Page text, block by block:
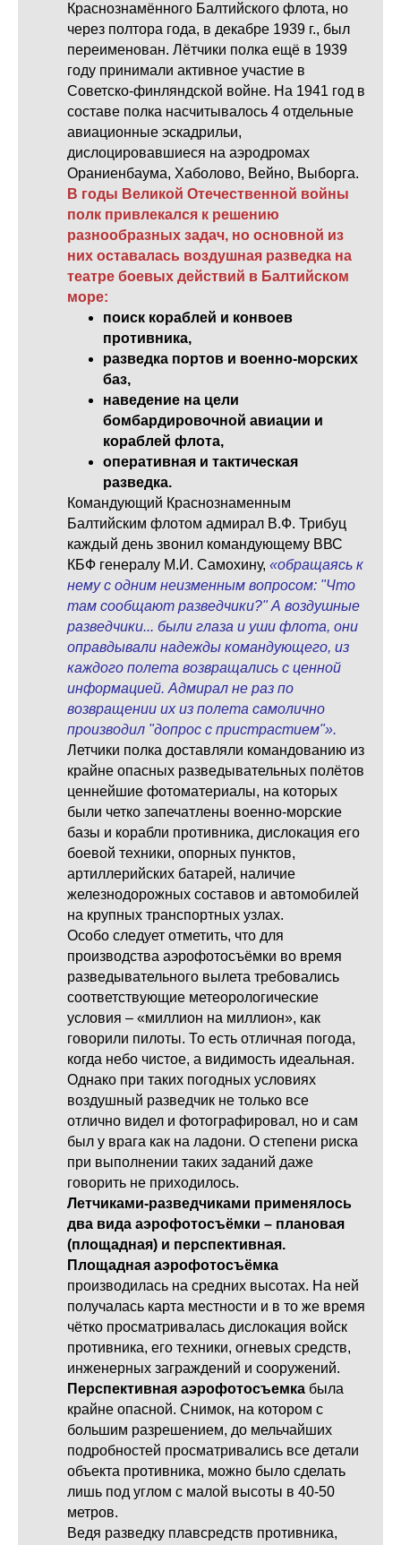
Краснознамённого Балтийского флота, но
через полтора года, в декабре 1939 г., был
переименован. Лётчики полка ещё в 1939
году принимали активное участие в
Советско-финляндской войне. На 1941 год в
составе полка насчитывалось 4 отдельные
авиационные эскадрильи,
дислоцировавшиеся на аэродромах
Ораниенбаума, Хаболово, Вейно, Выборга.
В годы Великой Отечественной войны
полк привлекался к решению
разнообразных задач, но основной из
них оставалась воздушная разведка на
театре боевых действий в Балтийском
море:
поиск кораблей и конвоев
противника,
разведка портов и военно-морских
баз,
наведение на цели
бомбардировочной авиации и
кораблей флота,
оперативная и тактическая
разведка.
Командующий Краснознаменным
Балтийским флотом адмирал В.Ф. Трибуц
каждый день звонил командующему ВВС
КБФ генералу М.И. Самохину, «обращаясь к
нему с одним неизменным вопросом: "Что
там сообщают разведчики?" А воздушные
разведчики... были глаза и уши флота, они
оправдывали надежды командующего, из
каждого полета возвращались с ценной
информацией. Адмирал не раз по
возвращении их из полета самолично
производил "допрос с пристрастием"».
Летчики полка доставляли командованию из
крайне опасных разведывательных полётов
ценнейшие фотоматериалы, на которых
были четко запечатлены военно-морские
базы и корабли противника, дислокация его
боевой техники, опорных пунктов,
артиллерийских батарей, наличие
железнодорожных составов и автомобилей
на крупных транспортных узлах.
Особо следует отметить, что для
производства аэрофотосъёмки во время
разведывательного вылета требовались
соответствующие метеорологические
условия – «миллион на миллион», как
говорили пилоты. То есть отличная погода,
когда небо чистое, а видимость идеальная.
Однако при таких погодных условиях
воздушный разведчик не только все
отлично видел и фотографировал, но и сам
был у врага как на ладони. О степени риска
при выполнении таких заданий даже
говорить не приходилось.
Летчиками-разведчиками применялось
два вида аэрофотосъёмки – плановая
(площадная) и перспективная.
Площадная аэрофотосъёмка
производилась на средних высотах. На ней
получалась карта местности и в то же время
чётко просматривалась дислокация войск
противника, его техники, огневых средств,
инженерных заграждений и сооружений.
Перспективная аэрофотосъемка была
крайне опасной. Снимок, на котором с
большим разрешением, до мельчайших
подробностей просматривались все детали
объекта противника, можно было сделать
лишь под углом с малой высоты в 40-50
метров.
Ведя разведку плавсредств противника,